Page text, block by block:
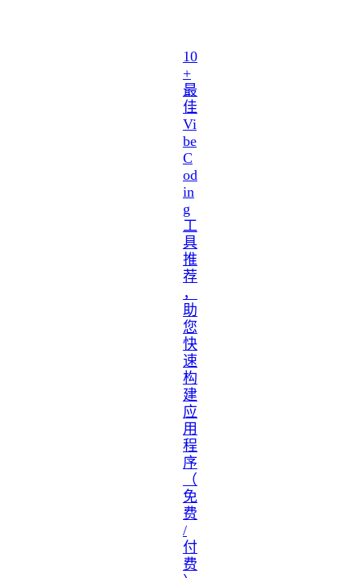
10
+
最
佳
Vi
be
C
od
in
g
工
具
推
荐
，
助
您
快
速
构
建
应
用
程
序
（
免
费
/
付
费